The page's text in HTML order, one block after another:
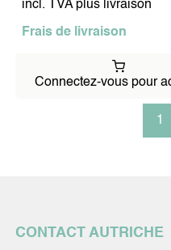
incl. TVA plus livraison
Frais de livraison
Connectez-vous pour
1
CONTACT AUTRICHE